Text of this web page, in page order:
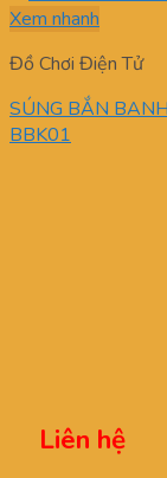
Xem nhanh
Đồ Chơi Điện Tử
SÚNG BẮN
BBK01
Liên hệ